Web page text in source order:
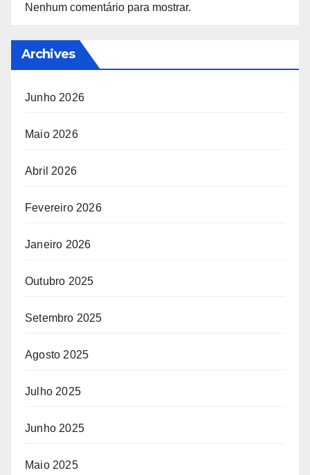
Nenhum comentário para mostrar.
Archives
Junho 2026
Maio 2026
Abril 2026
Fevereiro 2026
Janeiro 2026
Outubro 2025
Setembro 2025
Agosto 2025
Julho 2025
Junho 2025
Maio 2025